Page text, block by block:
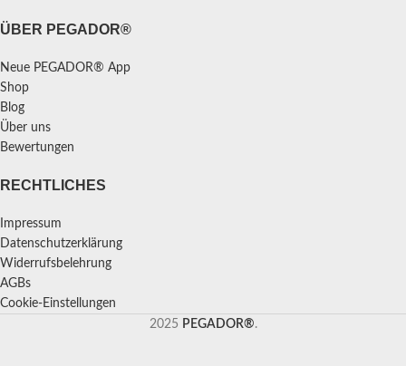
ÜBER PEGADOR®
Neue PEGADOR® App
Shop
Blog
Über uns
Bewertungen
RECHTLICHES
Impressum
Datenschutzerklärung
Widerrufsbelehrung
AGBs
Cookie-Einstellungen
2025 PEGADOR®.